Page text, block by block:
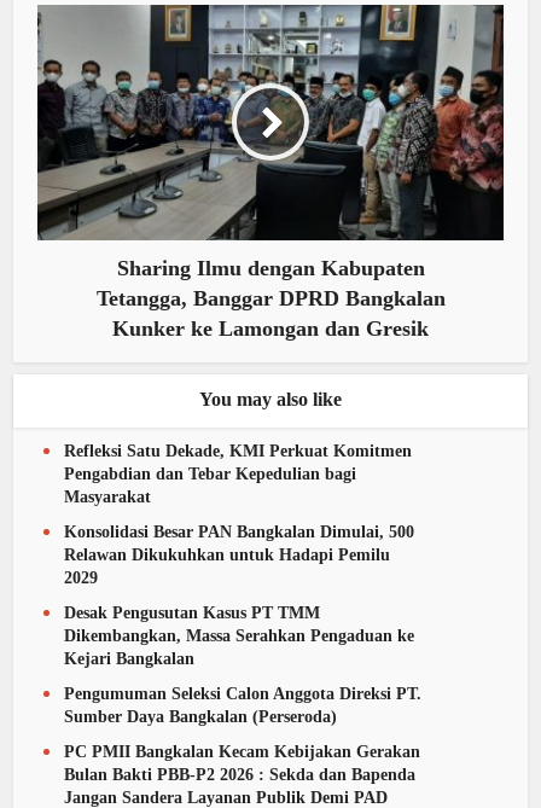
Sharing Ilmu dengan Kabupaten
Tetangga, Banggar DPRD Bangkalan
Kunker ke Lamongan dan Gresik
You may also like
Refleksi Satu Dekade, KMI Perkuat Komitmen
Pengabdian dan Tebar Kepedulian bagi
Masyarakat
Konsolidasi Besar PAN Bangkalan Dimulai, 500
Relawan Dikukuhkan untuk Hadapi Pemilu
2029
Desak Pengusutan Kasus PT TMM
Dikembangkan, Massa Serahkan Pengaduan ke
Kejari Bangkalan
Pengumuman Seleksi Calon Anggota Direksi PT.
Sumber Daya Bangkalan (Perseroda)
PC PMII Bangkalan Kecam Kebijakan Gerakan
Bulan Bakti PBB-P2 2026 : Sekda dan Bapenda
Jangan Sandera Layanan Publik Demi PAD